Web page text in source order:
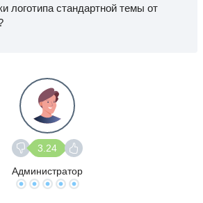
логотипа стандартной темы от
3.24
Администратор